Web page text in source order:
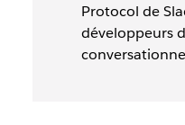
Protocol de
développeurs